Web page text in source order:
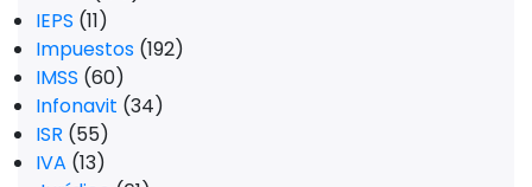
IEPS (11)
Impuestos (192)
IMSS (60)
Infonavit (34)
ISR (55)
IVA (13)